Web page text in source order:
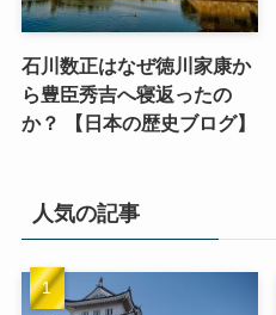
石川数正はなぜ徳川家康か
ら豊臣秀吉へ寝返ったの
か？ 【日本の歴史ブログ】
人気の記事